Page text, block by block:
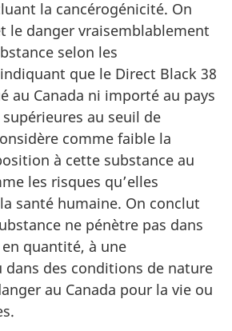
la cancérogénicité. On
le danger vraisemblablement
selon les
que le Direct Black 38
au Canada ni importé au pays
au seuil de
comme faible la
à cette substance au
les risques qu’elles
santé humaine. On conclut
ne pénètre pas dans
quantité, à une
des conditions de nature
au Canada pour la vie ou